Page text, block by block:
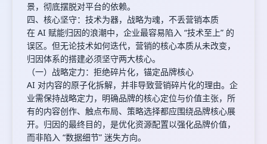
景，彻底摆脱对平台的依赖。
四、核心坚守：技术为器，战略为魂，不丢营销本质
在 AI 赋能归因的浪潮中，企业最容易陷入 “技术至上” 的
误区。但无论技术如何迭代，营销的核心本质从未改变，
归因体系的搭建必须坚守两大核心。
（一）战略定力：拒绝碎片化，锚定品牌核心
AI 对内容的原子化拆解，并非导致营销碎片化的理由。企
业需保持战略定力，明确品牌的核心定位与价值主张，所
有的内容创作、触点布局、策略选择都应围绕品牌核心展
开。归因的最终目的，是优化资源配置以强化品牌价值，
而非陷入 “数据细节” 迷失方向。